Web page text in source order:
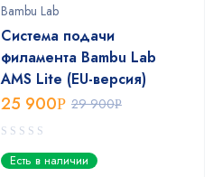
Bambu Lab
Система подачи
филамента Bambu Lab
AMS Lite (EU-версия)
29 900Р
25 900Р
0
outЕсть в наличии